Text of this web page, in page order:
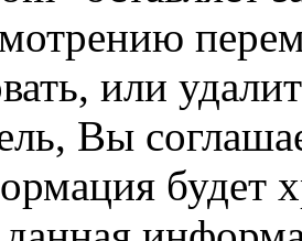
или
Вы
будет